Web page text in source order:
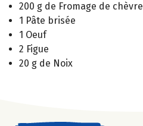
200 g de Fromage de chèvre
1 Pâte brisée
1 Oeuf
2 Figue
20 g de Noix